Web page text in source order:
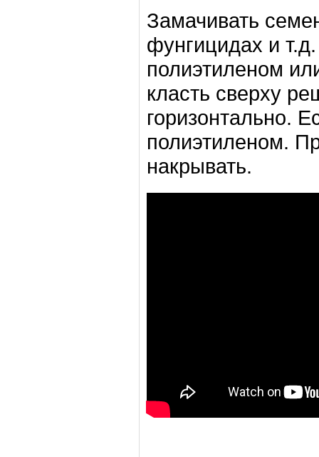
Замачивать
фунгицидах и
полиэтиленом
класть сверху
горизонтально.
полиэтиленом.
накрывать.